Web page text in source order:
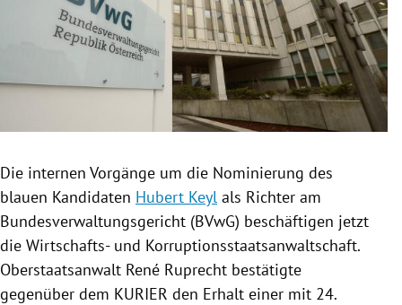
Untermenü
Untermenü
Die internen Vorgänge um die Nominierung des
blauen Kandidaten Hubert Keyl als Richter am
Bundesverwaltungsgericht (BVwG) beschäftigen jetzt
die Wirtschafts- und Korruptionsstaatsanwaltschaft.
Oberstaatsanwalt René Ruprecht bestätigte
gegenüber dem KURIER den Erhalt einer mit 24.